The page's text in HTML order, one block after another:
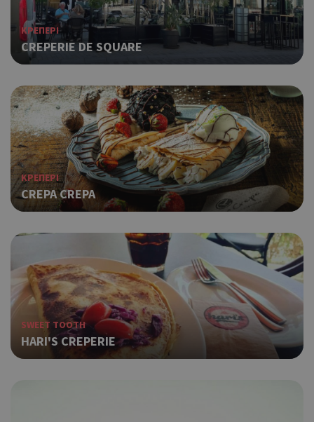
ΚΡΕΠΕΡΙ
CREPERIE DE SQUARE
ΚΡΕΠΕΡΙ
CREPA CREPA
SWEET TOOTH
HARI'S CREPERIE